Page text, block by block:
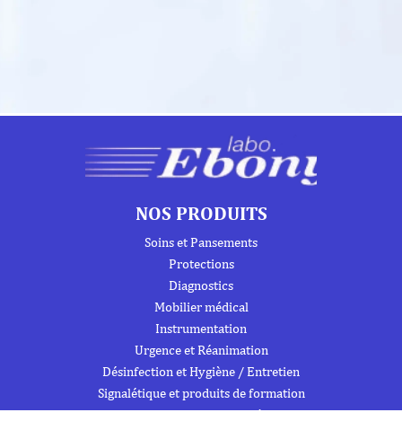
NOS PRODUITS
Soins et Pansements
Protections
Diagnostics
Mobilier médical
Instrumentation
Urgence et Réanimation
Désinfection et Hygiène / Entretien
Signalétique et produits de formation
Trousses de secours et armoires à pharmacie